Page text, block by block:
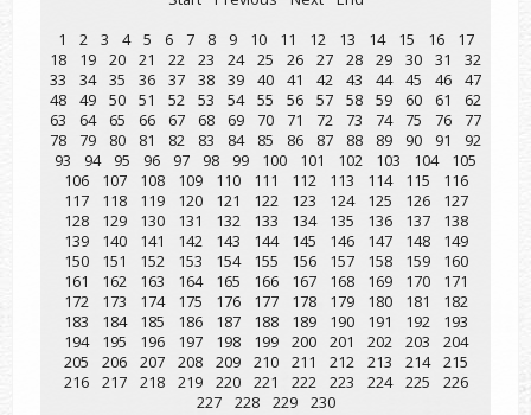
1
2 3 4 5 6 7 8 9 10 11 12 13 14 15 16
17
18
19 20 21 22 23 24 25 26 27 28 29 30 31
32
33
34 35 36 37 38 39 40 41 42 43 44 45 46
47
48
49 50 51 52 53 54 55 56 57 58 59 60 61
62
63
64 65 66 67 68 69 70 71 72 73 74 75 76
77
78
79 80 81 82 83 84 85 86 87 88 89 90 91
92
93
94 95 96 97 98 99 100 101 102 103 104
105
106
107 108 109 110 111 112 113 114 115
116
117
118 119 120 121 122 123 124 125 126
127
128
129 130 131 132 133 134 135 136 137
138
139
140 141 142 143 144 145 146 147 148
149
150
151 152 153 154 155 156 157 158 159
160
161
162 163 164 165 166 167 168 169 170
171
172
173 174 175 176 177 178 179 180 181
182
183
184 185 186 187 188 189 190 191 192
193
194
195 196 197 198 199 200 201 202 203
204
205
206 207 208 209 210 211 212 213 214
215
216
217 218 219 220 221 222 223 224 225
226
227
228 229 230